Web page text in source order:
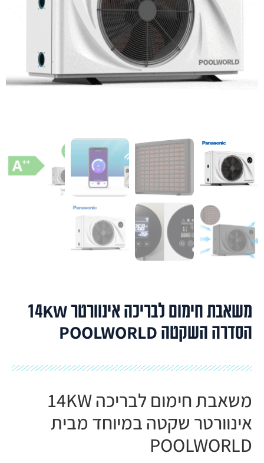
משאבת חימום לבריכה אינוורטר 14KW
הסדרה השקטה POOLWORLD
משאבת חימום לבריכה 14KW
אינוורטר שקטה במיוחד מבית
POOLWORLD